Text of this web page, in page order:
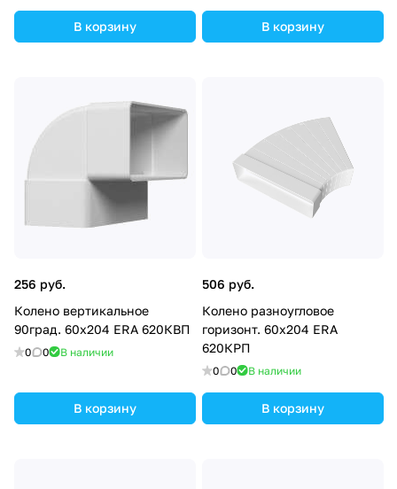
В корзину В корзину
256 руб.
Колено вертикальное
90град. 60х204 ERA 620КВП
0 0 В наличии
В корзину
506 руб.
Колено разноугловое
горизонт. 60х204 ERA
620КРП
0 0 В наличии
В корзину